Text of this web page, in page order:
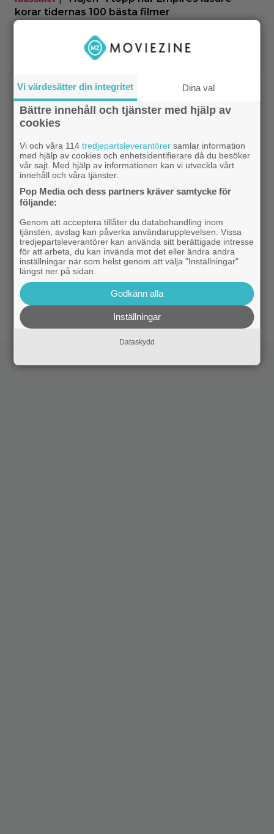
korar tidernas 100 bästa filmer
”Svärtan”-stjärnan Linus Rogsgård om
sina favoritserier: ”En av de bästa…”
Streamingtips|Nu på Viaplay: ”Stiliserat våld och
gapskratt” i oförutsägbar thriller från 2008
Netflix|3 nya filmer på Netflix: Oscarsvinnaren
Bioaktuellt|Efter 25 Beckfilmer – Anna Asp
hoppas nya filmen blir en snackis
IKEA hyllas världen över – efter briljant blinkning
till Alexander Skarsgård
Apple TV|Bortglömd komedi från 1984 blev
Robin Williams favorit: ”Min bästa film”
HBO Max
Två nya skådisar redo att skapa
drama i ”Heated Rivalry” säsong 2
Vi värdesätter din integritet Dina val
Bättre innehåll och tjänster med hjälp av
cookies
Vi och våra 114tredjepartsleverantörer samlar information
med hjälp av cookies och enhetsidentifierare då du besöker
vår sajt. Med hjälp av informationen kan vi utveckla vårt
innehåll och våra tjänster.
Pop Media och dess partners kräver samtycke för
följande:
Genom att acceptera tillåter du databehandling inom
tjänsten, avslag kan påverka användarupplevelsen. Vissa
tredjepartsleverantörer kan använda sitt berättigade intresse
för att arbeta, du kan invända mot det eller ändra andra
inställningar när som helst genom att välja "Inställningar"
längst ner på sidan.
Godkänn alla
Inställningar
Dataskydd